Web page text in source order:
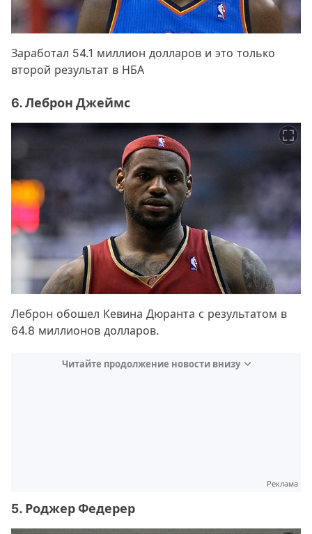
Заработал 54.1 миллион долларов и это только
второй результат в НБА
6. Леброн Джеймс
Леброн обошел Кевина Дюранта с результатом в
64.8 миллионов долларов.
Читайте продолжение новости внизу
Реклама
5. Роджер Федерер